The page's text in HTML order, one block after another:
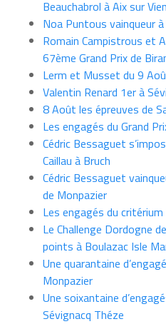
Beauchabrol à Aix sur
Noa Puntous vainqueur
Romain Campistrous et
67ème Grand Prix de
Lerm et Musset du 9
Valentin Renard 1er à
8 Août les épreuves de
Les engagés du Grand
Cédric Bessaguet
Caillau à Bruch
Cédric Bessaguet
de Monpazier
Les engagés du critérium
Le Challenge Dordogne
points à Boulazac Isle
Une quarantaine
Monpazier
Une soixantaine
Sévignacq Théze